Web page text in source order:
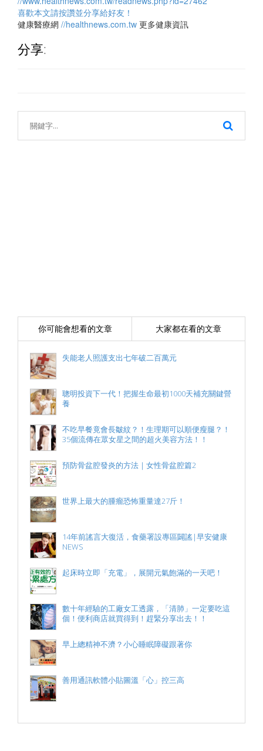
喜歡本文請按讚並分享給好友！
健康醫療網 //healthnews.com.tw 更多健康資訊
分享:
你可能會想看的文章 大家都在看的文章
失能老人照護支出七年破二百萬元
聰明投資下一代！把握生命最初1000天補充關鍵營
養
不吃早餐竟會長皺紋？！生理期可以順便瘦腿？！
35個流傳在眾女星之間的超火美容方法！！
預防骨盆腔發炎的方法｜女性骨盆腔篇2
世界上最大的腫瘤恐怖重量達27斤！
14年前謠言大復活，食藥署設專區闢謠|早安健康
NEWS
起床時立即「充電」，展開元氣飽滿的一天吧！
數十年經驗的工廠女工透露，「清肺」一定要吃這
個！便利商店就買得到！趕緊分享出去！！
早上總精神不濟？小心睡眠障礙跟著你
善用通訊軟體小貼圖溫「心」控三高